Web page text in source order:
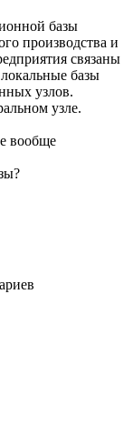
базы
производства и
связаны
базы
узлов.
узле.
вообще